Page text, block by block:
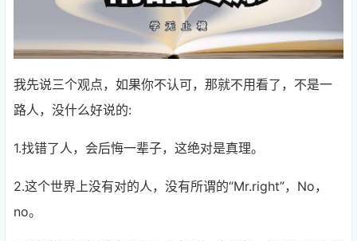
我先说三个观点，如果你不认可，那就不用看了，不是一
路人，没什么好说的:
1.找错了人，会后悔一辈子，这绝对是真理。
2.这个世界上没有对的人，没有所谓的“Mr.right”，No，
no。